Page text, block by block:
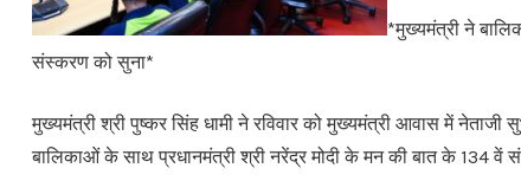
*मुख्यमंत्री ने
संस्करण को सुना*
मुख्यमंत्री श्री पुष्कर सिंह धामी ने रविवार को मुख्यमंत्री आवास में नेताजी
बालिकाओं के साथ प्रधानमंत्री श्री नरेंद्र मोदी के मन की बात के 134 वें